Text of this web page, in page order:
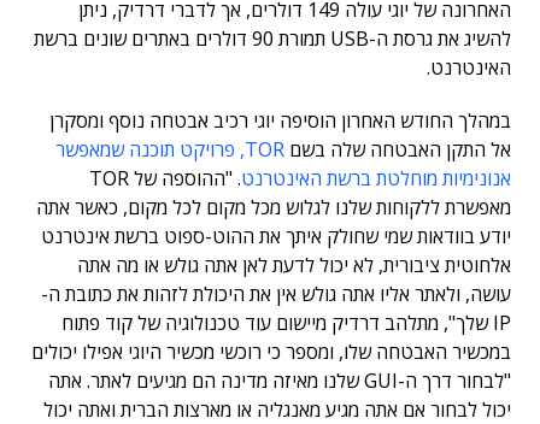
האחרונה של יוגי עולה 149 דולרים, אך לדברי דרדיק, ניתן
להשיג את גרסת ה-USB תמורת 90 דולרים באתרים שונים ברשת
האינטרנט.
במהלך החודש האחרון הוסיפה יוגי רכיב אבטחה נוסף ומסקרן
אל התקן האבטחה שלה בשם
TOR, פרויקט תוכנה שמאפשר
אנונימיות מוחלטת ברשת האינטרנט
. "ההוספה של TOR
מאפשרת ללקוחות שלנו לגלוש מכל מקום לכל מקום, כאשר אתה
יודע בוודאות שמי שחולק איתך את ההוט-ספוט ברשת אינטרנט
אלחוטית ציבורית, לא יכול לדעת לאן אתה גולש או מה אתה
עושה, ולאתר אליו אתה גולש אין את היכולת לזהות את כתובת ה-
IP שלך", מתלהב דרדיק מיישום עוד טכנולוגיה של קוד פתוח
במכשיר האבטחה שלו, ומספר כי רוכשי מכשיר היוגי אפילו יכולים
"לבחור דרך ה-GUI שלנו מאיזה מדינה הם מגיעים לאתר. אתה
יכול לבחור אם אתה מגיע מאנגליה או מארצות הברית ואתה יכול